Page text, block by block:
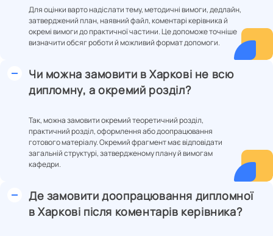
Для оцінки варто надіслати тему, методичні вимоги, дедлайн,
затверджений план, наявний файл, коментарі керівника й
окремі вимоги до практичної частини. Це допоможе точніше
визначити обсяг роботи й можливий формат допомоги.
Чи можна замовити в Харкові не всю
дипломну, а окремий розділ?
Так, можна замовити окремий теоретичний розділ,
практичний розділ, оформлення або доопрацювання
готового матеріалу. Окремий фрагмент має відповідати
загальній структурі, затвердженому плану й вимогам
кафедри.
Де замовити доопрацювання дипломної
в Харкові після коментарів керівника?